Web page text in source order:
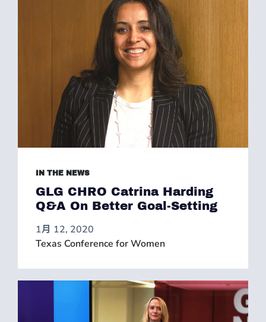
IN THE NEWS
GLG CHRO Catrina Harding
Q&A On Better Goal-Setting
1月 12, 2020
Texas Conference for Women